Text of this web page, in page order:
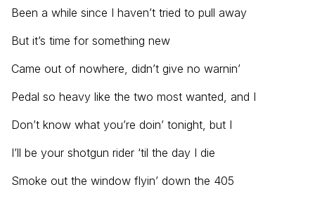
Been a while since I haven’t tried to pull away
But it’s time for something new
Came out of nowhere, didn’t give no warnin’
Pedal so heavy like the two most wanted, and I
Don’t know what you’re doin’ tonight, but I
I’ll be your shotgun rider ‘til the day I die
Smoke out the window flyin’ down the 405